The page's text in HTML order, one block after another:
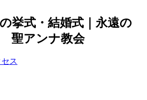
挙式・結婚式｜永遠の
アンナ教会
ス